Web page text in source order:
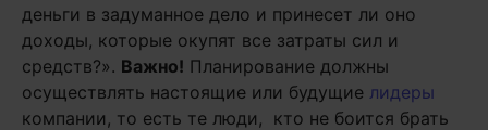
деньги в задуманное дело и принесет ли оно
доходы, которые окупят все затраты сил и
средств?». Важно! Планирование должны
осуществлять настоящие или будущие лидеры
компании, то есть те люди, кто не боится брать